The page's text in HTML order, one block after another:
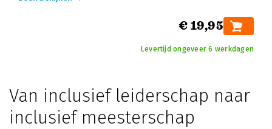
€ 19,95
Levertijd ongeveer 6 werkdagen
Van inclusief leiderschap naar
inclusief meesterschap